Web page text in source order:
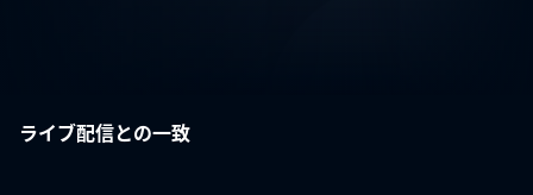
ライブ配信との一致